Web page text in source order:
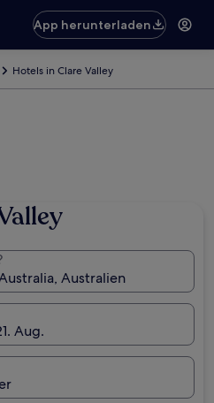
App herunterladen
Hotels in Clare Valley
Australien
Aug.